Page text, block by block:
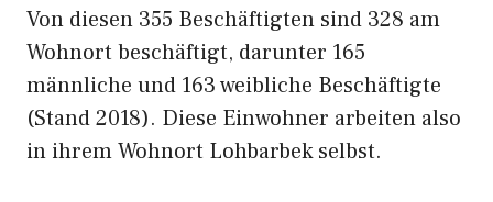
Von diesen 355 Beschäftigten sind 328 am
Wohnort beschäftigt, darunter 165
männliche und 163 weibliche Beschäftigte
(Stand 2018). Diese Einwohner arbeiten also
in ihrem Wohnort Lohbarbek selbst.